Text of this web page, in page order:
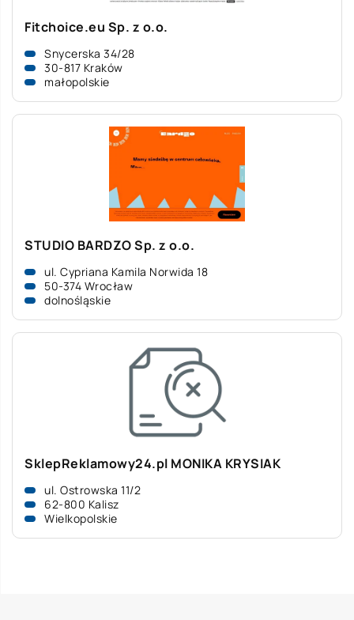
Fitchoice.eu Sp. z o.o.
Snycerska 34/28
30-817 Kraków
małopolskie
STUDIO BARDZO Sp. z o.o.
ul. Cypriana Kamila Norwida 18
50-374 Wrocław
dolnośląskie
SklepReklamowy24.pl MONIKA KRYSIAK
ul. Ostrowska 11/2
62-800 Kalisz
Wielkopolskie